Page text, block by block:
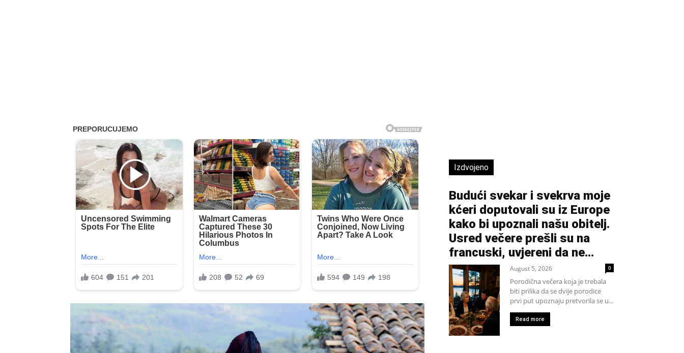
Izdvojeno
Budući svekar i svekrva moje
kćeri doputovali su iz Europe
kako bi upoznali našu obitelj.
Usred večere prešli su na
francuski, uvjereni da ne...
August 5, 2026 0
Porodična večera koja je trebala
biti prilika da se dvije porodice
prvi put upoznaju pretvorila se u...
Read more